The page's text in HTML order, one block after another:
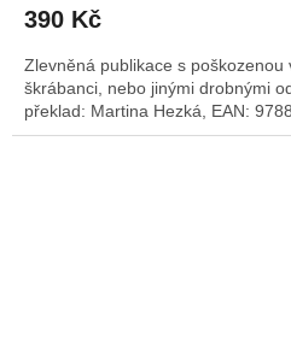
390 Kč
Zlevněná publikace s
škrábanci, nebo jinými drobnými
překlad: Martina Hezká, EAN: